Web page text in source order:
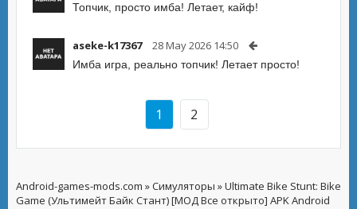
Топчик, просто имба! Летает, кайф!
aseke-k17367 28 May 2026 14:50
Имба игра, реально топчик! Летает просто!
1 2
Android-games-mods.com »Симуляторы » Ultimate Bike Stunt: Bike
Game (Ультимейт Байк Стант) [МОД Все открыто] APK Android